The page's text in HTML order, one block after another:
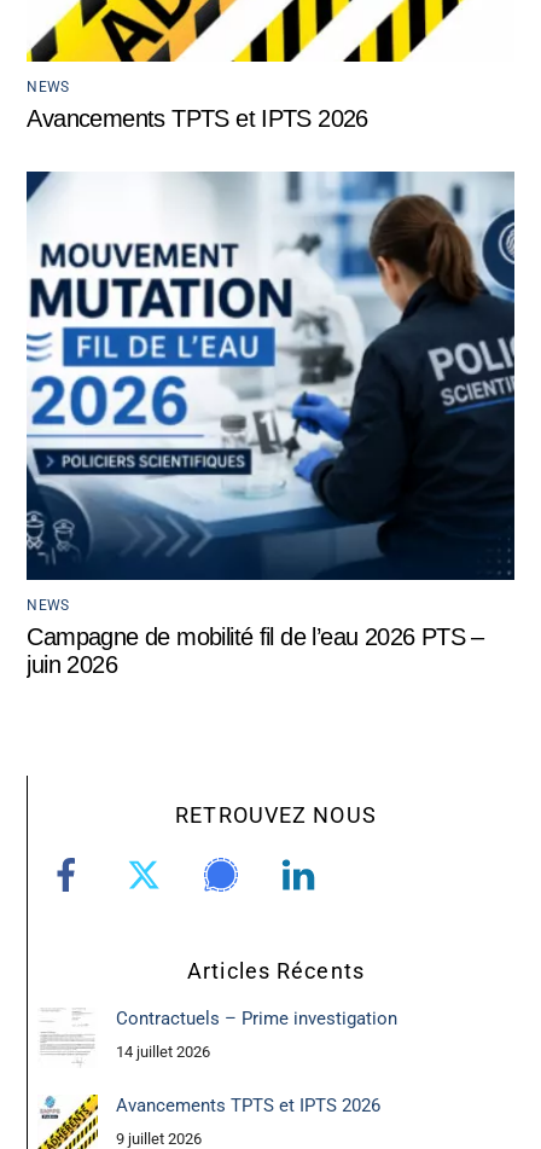
NEWS
Avancements TPTS et IPTS 2026
NEWS
Campagne de mobilité fil de l’eau 2026 PTS –
juin 2026
RETROUVEZ NOUS
Articles Récents
Contractuels – Prime investigation
14 juillet 2026
Avancements TPTS et IPTS 2026
9 juillet 2026